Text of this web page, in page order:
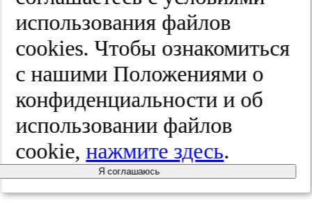
Бо Эклоф
Член редакционного совета, проф., доктор медицины Lunds
Аттилио Кавецци
Член редакционного совета, проф., доктор медицины, Глава
клиники Евроцентр "Веналинфа", Сан-Бенедетто-дель-Тронто
использования файлов
cооkies. Чтобы ознакомиться
с нашими Положениями о
конфиденциальности и об
использовании файлов
cookie,нажмите здесь.
Я соглашаюсь